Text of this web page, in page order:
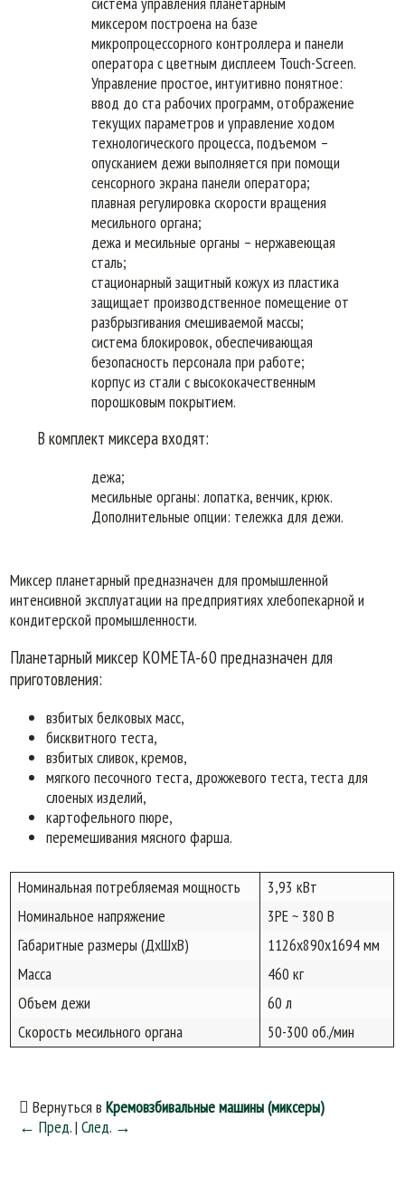
миксером построена на базе
микропроцессорного контроллера и панели
оператора с цветным дисплеем Touch-Screen.
Управление простое, интуитивно понятное:
ввод до ста рабочих программ, отображение
текущих параметров и управление ходом
технологического процесса, подъемом –
опусканием дежи выполняется при помощи
сенсорного экрана панели оператора;
плавная регулировка скорости вращения
месильного органа;
дежа и месильные органы – нержавеющая
сталь;
стационарный защитный кожух из пластика
защищает производственное помещение от
разбрызгивания смешиваемой массы;
система блокировок, обеспечивающая
безопасность персонала при работе;
корпус из стали с высококачественным
порошковым покрытием.
В комплект миксера входят:
дежа;
месильные органы: лопатка, венчик, крюк.
Дополнительные опции: тележка для дежи.
Миксер планетарный предназначен для промышленной
интенсивной эксплуатации на предприятиях хлебопекарной и
кондитерской промышленности.
Планетарный миксер КОМЕТА-60 предназначен для
приготовления:
взбитых белковых масс,
бисквитного теста,
взбитых сливок, кремов,
мягкого песочного теста, дрожжевого теста, теста для
слоеных изделий,
картофельного пюре,
перемешивания мясного фарша.
Номинальная потребляемая мощность
3,93 кВт
Номинальное напряжение
3PE ~ 380 В
Габаритные размеры (ДхШхВ)
1126х890х1694 мм
Масса
460 кг
Объем дежи
60 л
Скорость месильного органа
50-300 об./мин
Вернуться вКремовзбивальные машины (миксеры)
← Пред.|След. →